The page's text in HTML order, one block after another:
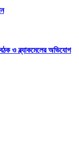
ও ব্ল্যাকমেলের অভিযোগ